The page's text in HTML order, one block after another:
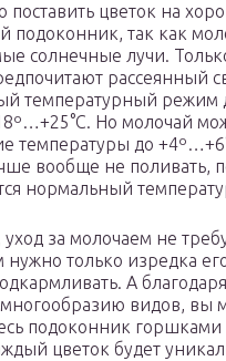
поставить цветок на
подоконник, так как
солнечные лучи.
рассеянный
температурный режим
Но молочай
температуры до
вообще не поливать,
нормальный
за молочаем не
нужно только изредка
А
видов, вы
подоконник
цветок будет